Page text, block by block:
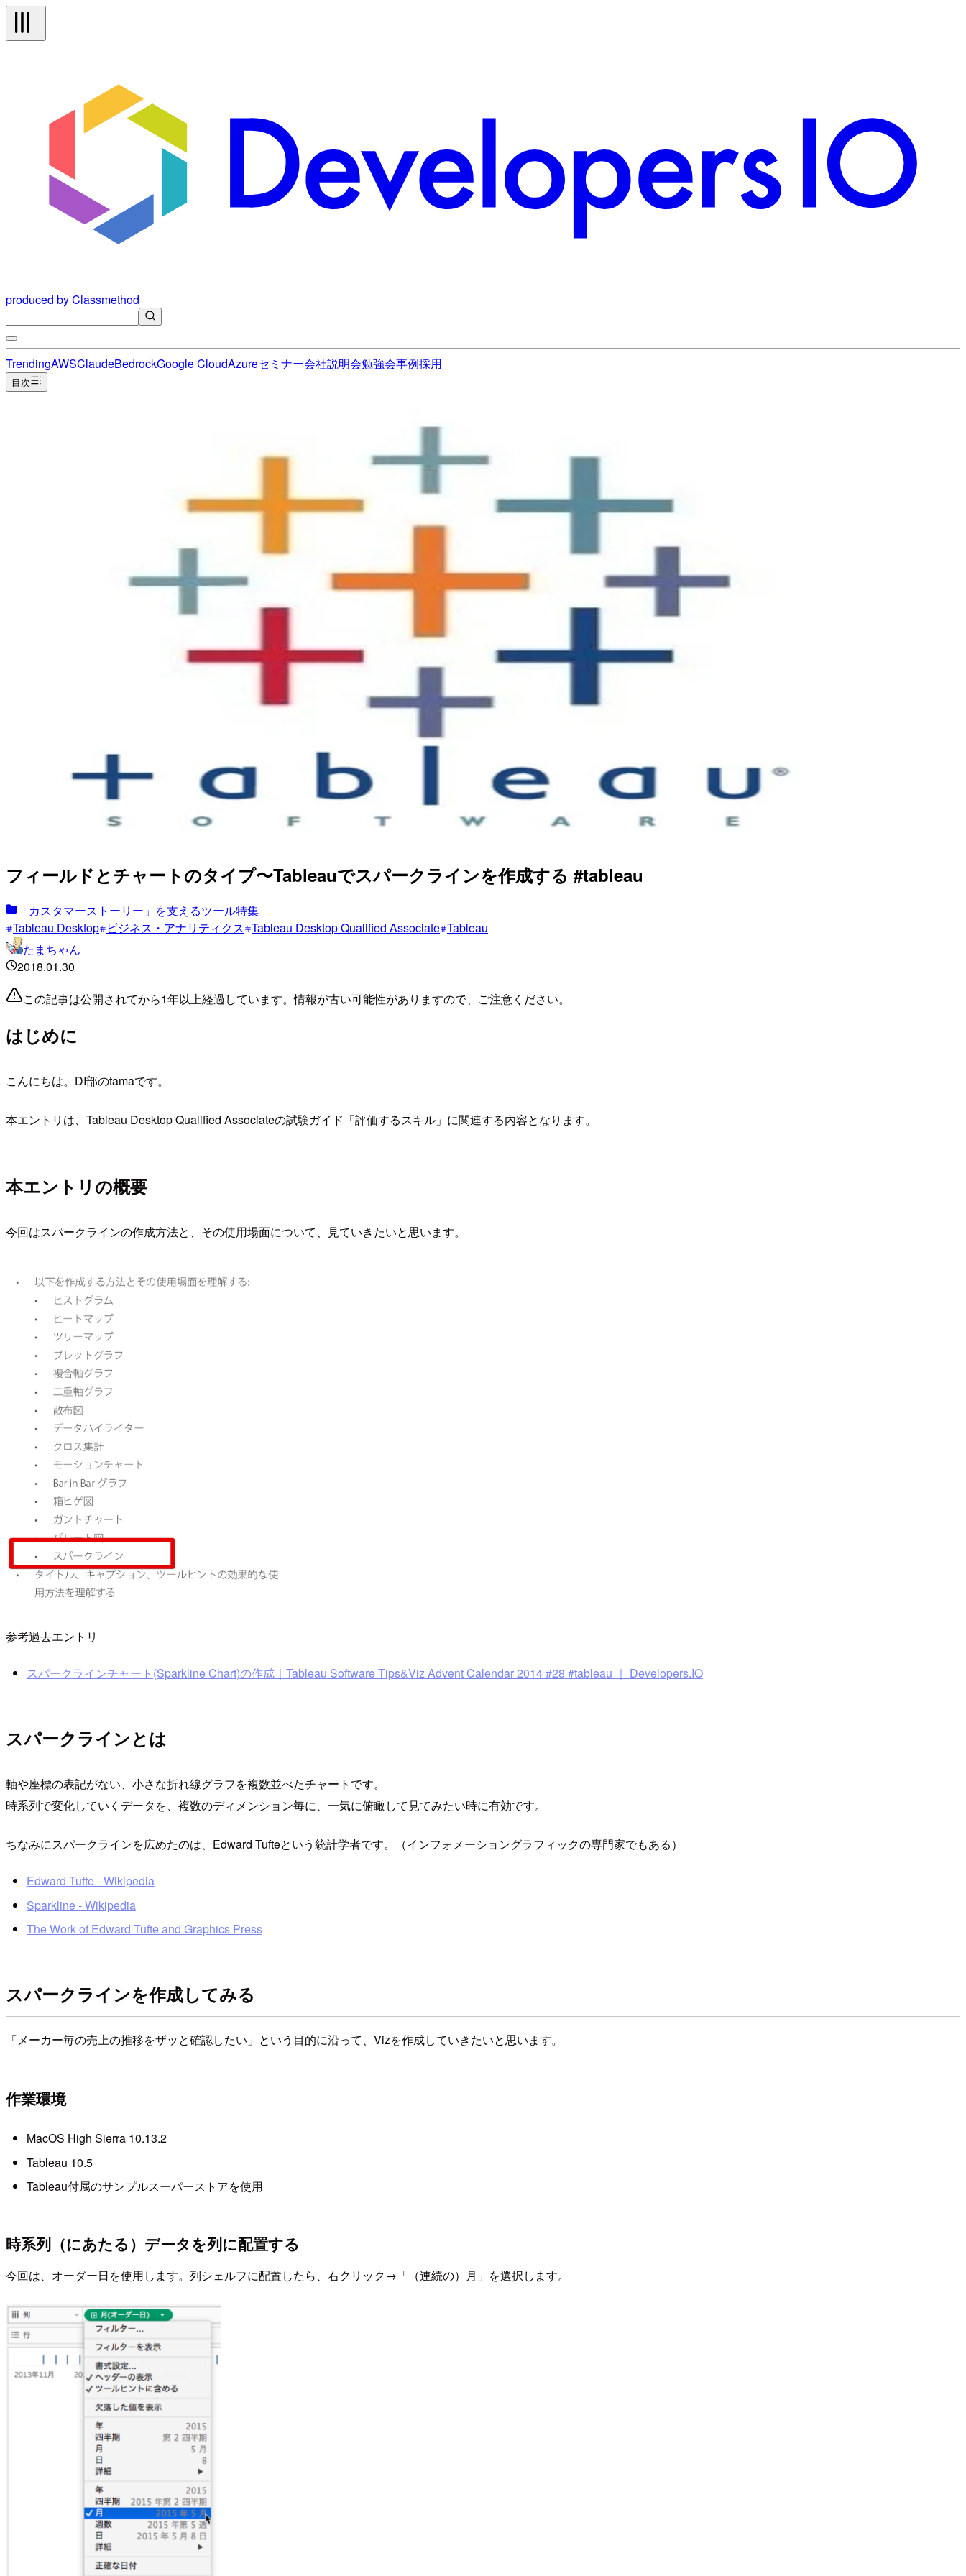
produced by Classmethod
TrendingAWSClaudeBedrockGoogle CloudAzureセミナー会社説明会勉強会事例採用
目次
フィールドとチャートのタイプ〜Tableauでスパークラインを作成する #tableau
「カスタマーストーリー」を支えるツール特集
Tableau Desktop ビジネス・アナリティクス Tableau Desktop Qualified Associate Tableau
たまちゃん
2018.01.30
この記事は公開されてから1年以上経過しています。情報が古い可能性がありますので、ご注意ください。
はじめに
こんにちは。DI部のtamaです。
本エントリは、Tableau Desktop Qualified Associateの試験ガイド「評価するスキル」に関連する内容となります。
本エントリの概要
今回はスパークラインの作成方法と、その使用場面について、見ていきたいと思います。
参考過去エントリ
スパークラインチャート(Sparkline Chart)の作成｜Tableau Software Tips&Viz Advent Calendar 2014 #28 #tableau ｜ Developers.IO
スパークラインとは
軸や座標の表記がない、小さな折れ線グラフを複数並べたチャートです。
時系列で変化していくデータを、複数のディメンション毎に、一気に俯瞰して見てみたい時に有効です。
ちなみにスパークラインを広めたのは、Edward Tufteという統計学者です。（インフォメーショングラフィックの専門家でもある）
Edward Tufte - Wikipedia
Sparkline - Wikipedia
The Work of Edward Tufte and Graphics Press
スパークラインを作成してみる
「メーカー毎の売上の推移をザッと確認したい」という目的に沿って、Vizを作成していきたいと思います。
作業環境
MacOS High Sierra 10.13.2
Tableau 10.5
Tableau付属のサンプルスーパーストアを使用
時系列（にあたる）データを列に配置する
今回は、オーダー日を使用します。列シェルフに配置したら、右クリック→「（連続の）月」を選択します。